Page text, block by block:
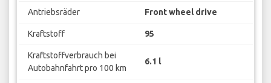
Antriebsräder Front wheel drive
Kraftstoff 95
Kraftstoffverbrauch bei
Autobahnfahrt pro 100 km
6.1 l